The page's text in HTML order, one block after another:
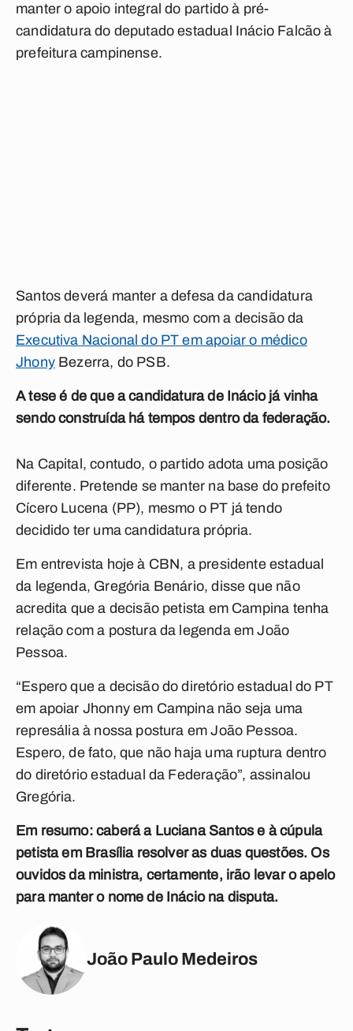
manter o apoio integral do partido à pré-
candidatura do deputado estadual Inácio Falcão à
prefeitura campinense.
Santos deverá manter a defesa da candidatura
própria da legenda, mesmo com a decisão da
Executiva Nacional do PT em apoiar o médico
JhonyBezerra, do PSB.
A tese é de que a candidatura de Inácio já vinha
sendo construída há tempos dentro da federação.
Na Capital, contudo, o partido adota uma posição
diferente. Pretende se manter na base do prefeito
Cícero Lucena (PP), mesmo o PT já tendo
decidido ter uma candidatura própria.
Em entrevista hoje à CBN, a presidente estadual
da legenda, Gregória Benário, disse que não
acredita que a decisão petista em Campina tenha
relação com a postura da legenda em João
Pessoa.
“Espero que a decisão do diretório estadual do PT
em apoiar Jhonny em Campina não seja uma
represália à nossa postura em João Pessoa.
Espero, de fato, que não haja uma ruptura dentro
do diretório estadual da Federação”, assinalou
Gregória.
Em resumo: caberá a Luciana Santos e à cúpula
petista em Brasília resolver as duas questões. Os
ouvidos da ministra, certamente, irão levar o apelo
para manter o nome de Inácio na disputa.
João Paulo Medeiros